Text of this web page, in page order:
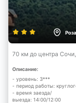
70 км до центра
Описание:
- уровень: 3***
- период работы:
- время заезда/
выезда: 14:00/12:00